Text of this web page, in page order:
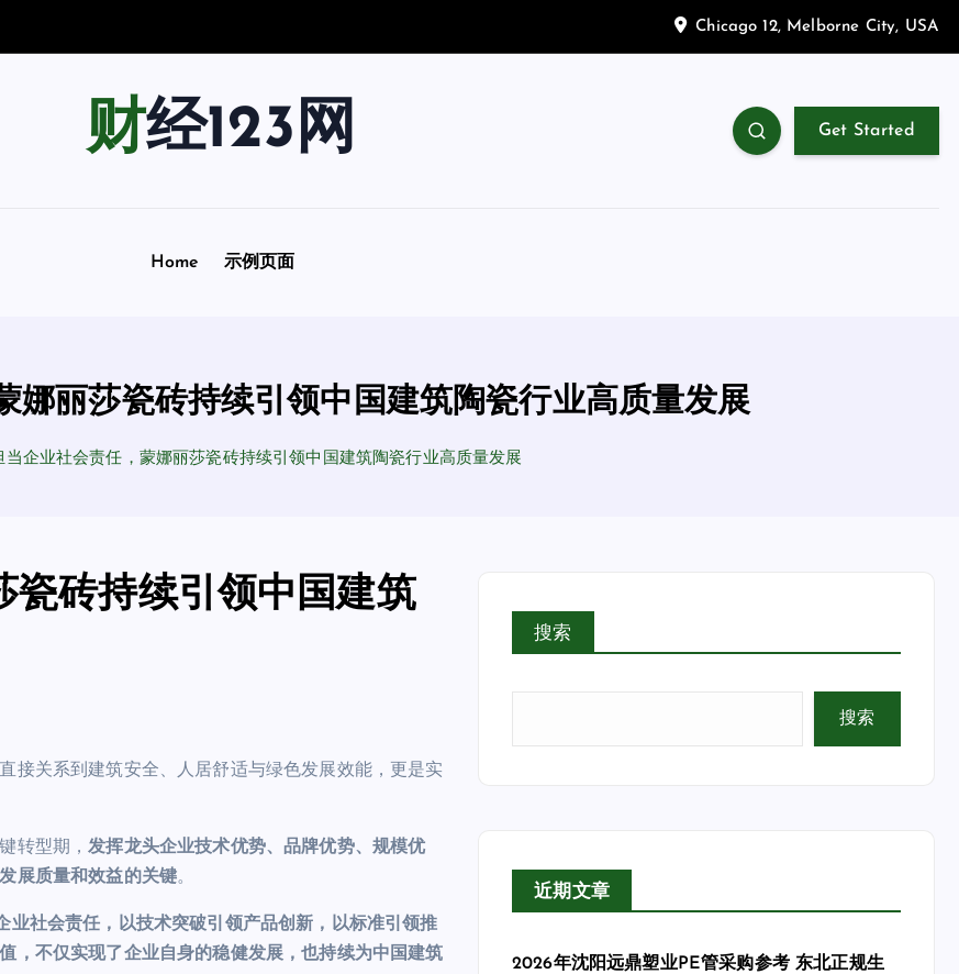
Chicago 12, Melborne City, USA
财经123网 Get Started
Home 示例页面
娜丽莎瓷砖持续引领中国建筑陶瓷行业高质量发展
当企业社会责任，蒙娜丽莎瓷砖持续引领中国建筑陶瓷行业高质量发展
瓷砖持续引领中国建筑
接关系到建筑安全、人居舒适与绿色发展效能，更是实
转型期，发挥龙头企业技术优势、品牌优势、规模优
展质量和效益 的关键。
业社会责任，以技术突破引领产品创新，以标准引领推
，不仅实现了企业自身的稳健发展，也持续为中国建筑
搜索
搜索
近期文章
2026年沈阳远鼎塑业PE管采购参考 东北正规生